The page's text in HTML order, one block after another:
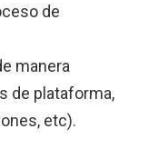
de
manera
de plataforma,
etc).